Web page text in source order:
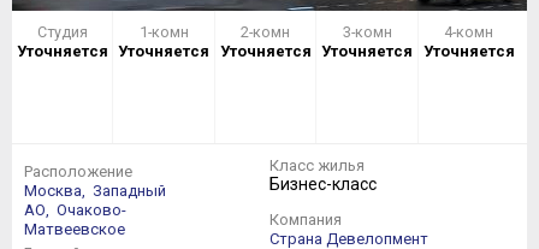
Студия
Уточняется
1-комн
Уточняется
2-комн
Уточняется
3-комн
Уточняется
4-комн
Уточняется
Расположение
Москва, Западный
АО, Очаково-
Матвеевское
Класс жилья
Бизнес-класс
Компания
Страна Девелопмент